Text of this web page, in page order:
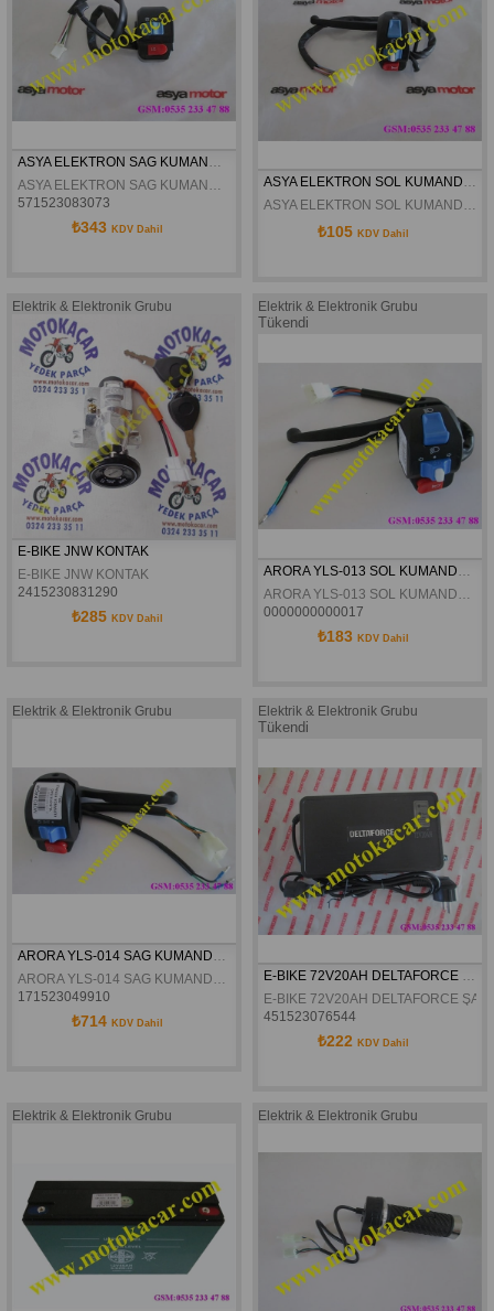
ASYA ELEKTRON SAG KUMANDA ORJINAL
ASYA ELEKTRON SAG KUMANDA ORJINAL
571523083073
₺343 KDV Dahil
ASYA ELEKTRON SOL KUMANDA ORJİNAL
ASYA ELEKTRON SOL KUMANDA ORJİNAL
₺105 KDV Dahil
Elektrik & Elektronik Grubu
E-BIKE JNW KONTAK
E-BIKE JNW KONTAK
2415230831290
₺285 KDV Dahil
Elektrik & Elektronik Grubu
Tükendi
ARORA YLS-013 SOL KUMANDA KOMPLE ORJİNAL
ARORA YLS-013 SOL KUMANDA KOMPLE ORJİNAL
0000000000017
₺183 KDV Dahil
Elektrik & Elektronik Grubu
ARORA YLS-014 SAG KUMANDA KOMPLE ORJINAL
ARORA YLS-014 SAG KUMANDA KOMPLE ORJINAL
171523049910
₺714 KDV Dahil
Elektrik & Elektronik Grubu
Tükendi
E-BIKE 72V20AH DELTAFORCE ŞARJ CİHAZI
E-BIKE 72V20AH DELTAFORCE
451523076544
₺222 KDV Dahil
Elektrik & Elektronik Grubu Elektrik & Elektronik Grubu